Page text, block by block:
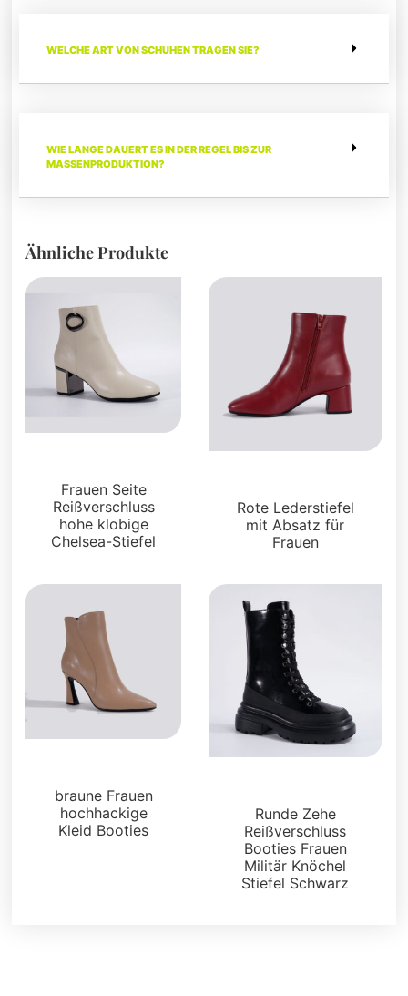
WELCHE ART VON SCHUHEN TRAGEN SIE?
WIE LANGE DAUERT ES IN DER REGEL BIS ZUR
MASSENPRODUKTION?
Ähnliche Produkte
Frauen Seite
Reißverschluss
hohe klobige
Chelsea-Stiefel
Rote Lederstiefel
mit Absatz für
Frauen
braune Frauen
hochhackige
Kleid Booties
Runde Zehe
Reißverschluss
Booties Frauen
Militär Knöchel
Stiefel Schwarz